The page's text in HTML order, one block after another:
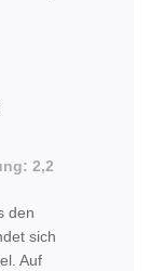
2,2
den
sich
Auf